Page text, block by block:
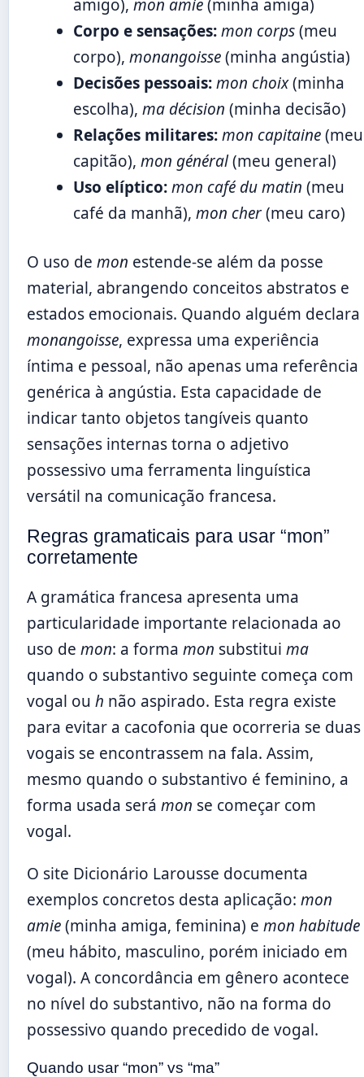
amigo), mon amie(minha amiga)
Corpo e sensações:mon corps(meu
corpo), monangoisse(minha angústia)
Decisões pessoais:mon choix(minha
escolha), ma décision (minha decisão)
Relações militares:mon capitaine(meu
capitão), mon général(meu general)
Uso elíptico:mon café du matin (meu
café da manhã), mon cher(meu caro)
O uso de mon estende-se além da posse
material, abrangendo conceitos abstratos e
estados emocionais. Quando alguém declara
monangoisse, expressa uma experiência
íntima e pessoal, não apenas uma referência
genérica à angústia. Esta capacidade de
indicar tanto objetos tangíveis quanto
sensações internas torna o adjetivo
possessivo uma ferramenta linguística
versátil na comunicação francesa.
Regras gramaticais para usar “mon”
corretamente
A gramática francesa apresenta uma
particularidade importante relacionada ao
uso de mon: a forma mon substitui ma
quando o substantivo seguinte começa com
vogal ou h não aspirado. Esta regra existe
para evitar a cacofonia que ocorreria se duas
vogais se encontrassem na fala. Assim,
mesmo quando o substantivo é feminino, a
forma usada será mon se começar com
vogal.
O site Dicionário Larousse documenta
exemplos concretos desta aplicação: mon
amie(minha amiga, feminina) e mon habitude
(meu hábito, masculino, porém iniciado em
vogal). A concordância em gênero acontece
no nível do substantivo, não na forma do
possessivo quando precedido de vogal.
Quando usar “mon” vs “ma”